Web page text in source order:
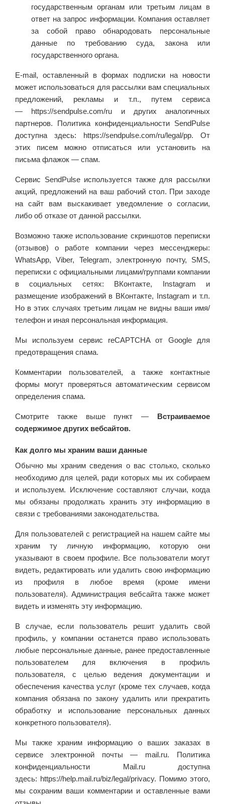
государственным органам или третьим лицам в
ответ на запрос информации. Компания оставляет
за собой право обнародовать персональные
данные по требованию суда, закона или
государственного органа.
E-mail, оставленный в формах подписки на новости
может использоваться для рассылки вам специальных
предложений, рекламы и т.п., путем сервиса
— https://sendpulse.com/ru и других аналогичных
партнеров. Политика конфиденциальности SendPulse
доступна здесь: https://sendpulse.com/ru/legal/pp. От
этих писем можно отписаться или установить на
письма флажок — спам.
Сервис SendPulse используется также для рассылки
акций, предложений на ваш рабочий стол. При заходе
на сайт вам выскакивает уведомление о согласии,
либо об отказе от данной рассылки.
Возможно также использование скриншотов переписки
(отзывов) о работе компании через мессенджеры:
WhatsApp, Viber, Telegram, электронную почту, SMS,
переписки с официальными лицами/группами компании
в социальных сетях: ВКонтакте, Instagram и
размещение изображений в ВКонтакте, Instagram и т.п.
Но в этих случаях третьим лицам не видны ваши имя/
телефон и иная персональная информация.
Мы используем сервис reCAPTCHA от Google для
предотвращения спама.
Комментарии пользователей, а также контактные
формы могут проверяться автоматическим сервисом
определения спама.
Смотрите также выше пункт — Встраиваемое
содержимое других вебсайтов.
Как долго мы храним ваши данные
Обычно мы храним сведения о вас столько, сколько
необходимо для целей, ради которых мы их собираем
и используем. Исключение составляют случаи, когда
мы обязаны продолжать хранить эту информацию в
связи с требованиями законодательства.
Для пользователей с регистрацией на нашем сайте мы
храним ту личную информацию, которую они
указывают в своем профиле. Все пользователи могут
видеть, редактировать или удалить свою информацию
из профиля в любое время (кроме имени
пользователя). Администрация вебсайта также может
видеть и изменять эту информацию.
В случае, если пользователь решит удалить свой
профиль, у компании останется право использовать
любые персональные данные, ранее предоставленные
пользователем для включения в профиль
пользователя, с целью ведения документации и
обеспечения качества услуг (кроме тех случаев, когда
компания обязана по закону удалить или прекратить
обработку и использование персональных данных
конкретного пользователя).
Мы также храним информацию о ваших заказах в
сервисе электронной почты — mail.ru. Политика
конфиденциальности Mail.ru доступна
здесь: https://help.mail.ru/biz/legal/privacy. Помимо этого,
мы сохраним ваши комментарии и оставленные вами